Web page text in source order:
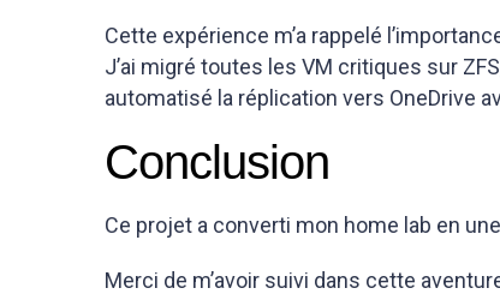
Cette expérience m’a rappelé
J’ai migré toutes les VM critiques sur
automatisé la réplication vers OneDrive
Conclusion
Ce projet a converti mon home lab en
Merci de m’avoir suivi dans cette